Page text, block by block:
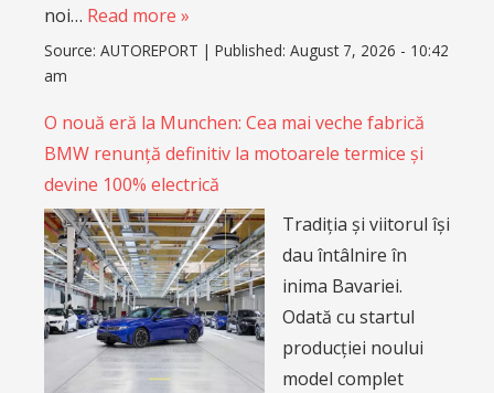
noi… Read more »
Source: AUTOREPORT | Published: August 7, 2026 - 10:42
am
O nouă eră la Munchen: Cea mai veche fabrică
BMW renunță definitiv la motoarele termice și
devine 100% electrică
Tradiția și viitorul își
dau întâlnire în
inima Bavariei.
Odată cu startul
producției noului
model complet